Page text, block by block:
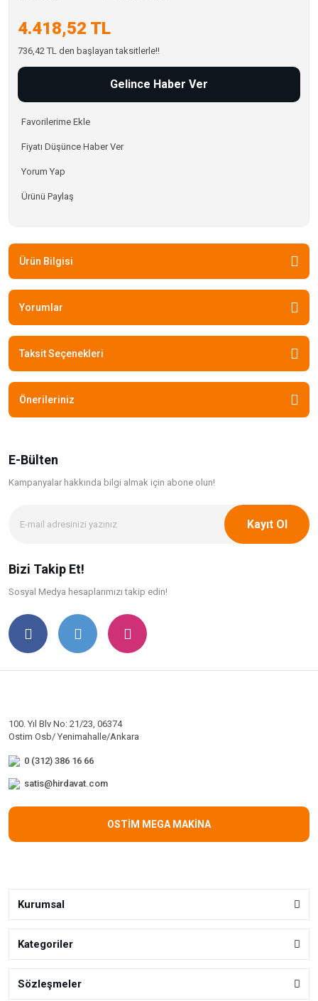
4.418,52 TL
736,42 TL den başlayan taksitlerle!!
Gelince Haber Ver
Fiyatı Düşünce Haber Ver
Yorum Yap
Ürünü Paylaş
Ürün Bilgisi
Yorumlar
Taksit Seçenekleri
Önerileriniz
E-Bülten
Kampanyalar hakkında bilgi almak için abone olun!
Kayıt Ol
Bizi Takip Et!
Sosyal Medya hesaplarımızı takip edin!
100. Yıl Blv No: 21/23, 06374
Ostim Osb/ Yenimahalle/Ankara
0 (312) 386 16 66
satis@hirdavat.com
OSTİM MEGA MAKİNA
Kurumsal
Kategoriler
Sözleşmeler